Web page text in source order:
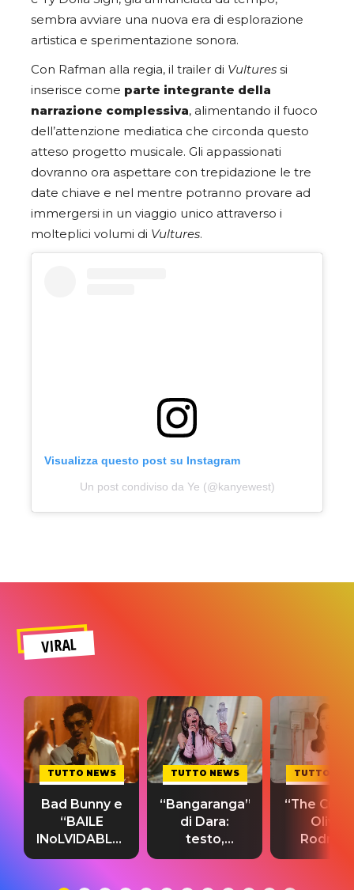
sembra avviare una nuova era di esplorazione
artistica e sperimentazione sonora.
Con Rafman alla regia, il trailer di Vultures si
inserisce come parte integrante della
narrazione complessiva, alimentando il fuoco
dell’attenzione mediatica che circonda questo
atteso progetto musicale. Gli appassionati
dovranno ora aspettare con trepidazione le tre
date chiave e nel mentre potranno provare ad
immergersi in un viaggio unico attraverso i
molteplici volumi di Vultures.
Visualizza questo post su Instagram
Un post condiviso da Ye (@kanyewest)
VIRAL
TUTTO NEWS
Bad Bunny e
“BAILE
INoLVIDABLE”:
testo,
TUTTO NEWS
“Bangaranga”
di Dara:
testo,
traduzione e
TUTTO
“The
Olivia
testo,